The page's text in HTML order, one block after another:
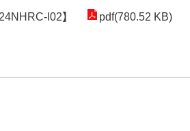
I02】 pdf(780.52 KB)